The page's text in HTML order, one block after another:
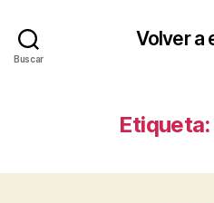
Buscar
Volver a
Etiqueta: